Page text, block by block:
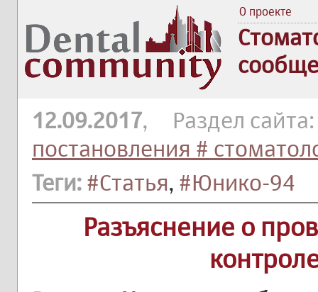
О проекте
12.09.2017, Раздел
постановления #
Теги: #Статья, #Юнико-94
Разъяснение о